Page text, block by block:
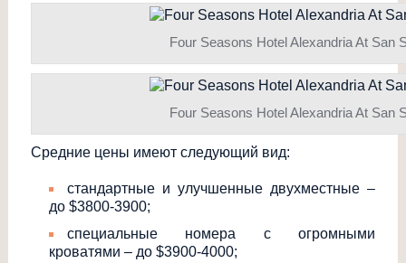
Four Seasons Hotel Alexandria At San
Four Seasons Hotel Alexandria At San
Средние цены имеют следующий вид:
стандартные и улучшенные двухместные –
до $3800-3900;
специальные номера с огромными
кроватями – до $3900-4000;